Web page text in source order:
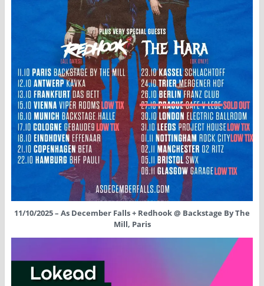
11/10/2025 – As December Falls + Redhook @ Backstage By The
Mill, Paris